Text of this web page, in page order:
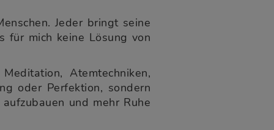
Jeder bringt seine
für mich keine Lösung von
Atemtechniken,
oder Perfektion, sondern
und mehr Ruhe